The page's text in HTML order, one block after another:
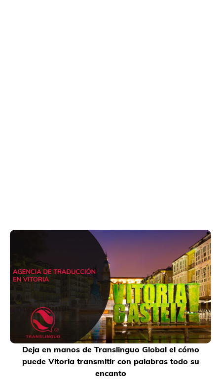
Deja en manos de Translinguo Global el cómo
puede Vitoria transmitir con palabras todo su
encanto